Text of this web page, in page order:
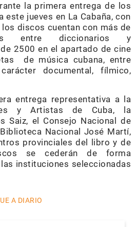
la primera entrega de los
jueves en La Cabaña, con
discos cuentan con más de
entre diccionarios y
2500 en el apartado de cine
de música cubana, entre
documental, fílmico,
entrega representativa a la
y Artistas de Cuba, la
Saiz, el Consejo Nacional de
Nacional José Martí,
provinciales del libro y de
se cederán de forma
instituciones seleccionadas
A DIARIO